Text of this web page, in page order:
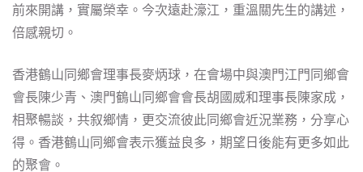
前來開講，實屬榮幸。今次遠赴濠江，重溫關先生的講述，
倍感親切。
香港鶴山同鄉會理事長麥炳球，在會場中與澳門江門同鄉會
會長陳少青、澳門鶴山同鄉會會長胡國威和理事長陳家成，
相聚暢談，共叙鄉情，更交流彼此同鄉會近況業務，分享心
得。香港鶴山同鄉會表示獲益良多，期望日後能有更多如此
的聚會。